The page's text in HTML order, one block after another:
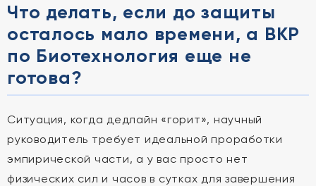
Что делать, если до защиты
осталось мало времени, а ВКР
по Биотехнология еще не
готова?
Ситуация, когда дедлайн «горит», научный
руководитель требует идеальной проработки
эмпирической части, а у вас просто нет
физических сил и часов в сутках для завершения